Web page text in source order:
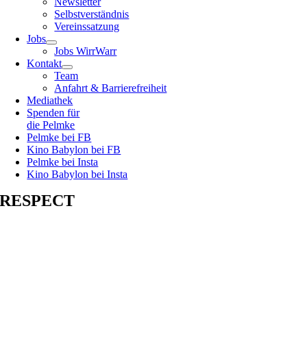
Selbstverständnis
Vereinssatzung
Jobs
Jobs WirrWarr
Kontakt
Team
Anfahrt & Barrierefreiheit
Mediathek
Spenden für
die Pelmke
Pelmke bei FB
Kino Babylon bei FB
Pelmke bei Insta
Kino Babylon bei Insta
RESPECT